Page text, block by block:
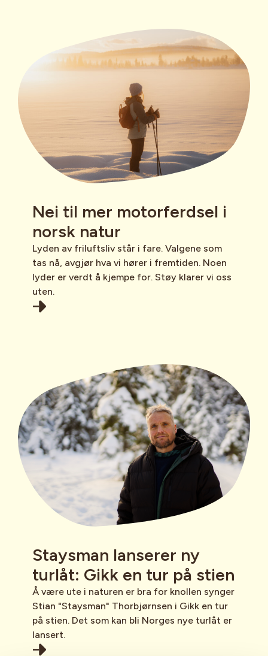
Nei til mer motorferdsel i
norsk natur
Lyden av friluftsliv står i fare. Valgene som
tas nå, avgjør hva vi hører i fremtiden. Noen
lyder er verdt å kjempe for. Støy klarer vi oss
uten.
Staysman lanserer ny
turlåt: Gikk en tur på stien
Å være ute i naturen er bra for knollen synger
Stian "Staysman" Thorbjørnsen i Gikk en tur
på stien. Det som kan bli Norges nye turlåt er
lansert.